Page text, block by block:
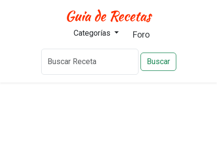
Categorías Foro
Buscar